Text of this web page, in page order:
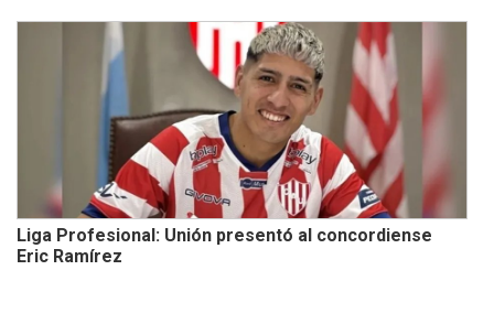
Liga Profesional: Unión presentó al concordiense
Eric Ramírez